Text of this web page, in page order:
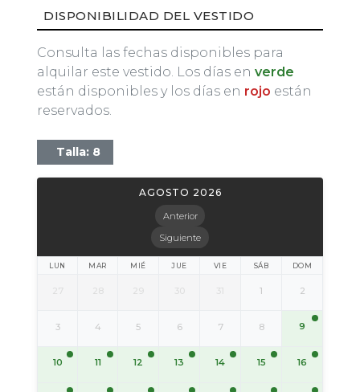
DISPONIBILIDAD DEL VESTIDO
Consulta las fechas disponibles para
alquilar este vestido. Los días en verde
están disponibles y los días en rojo están
reservados.
Talla: 8
Anterior
AGOSTO 2026
Siguiente
LUN MAR MIÉ JUE VIE SÁB DOM
27 28 29 30 31 1 2
3 4 5 6 7 8 9
10 11 12 13 14 15 16